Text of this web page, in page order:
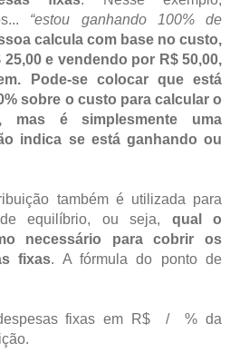
“estou ganhando 100% de
calcula com base no custo,
e vendendo por R$ 50,00,
Pode-se colocar que está
sobre o custo para calcular o
mas é simplesmente uma
indica se está ganhando ou
também é utilizada para
equilíbrio, ou seja, qual o
necessário para cobrir os
fixas. A fórmula do ponto de
fixas em R$ / % da